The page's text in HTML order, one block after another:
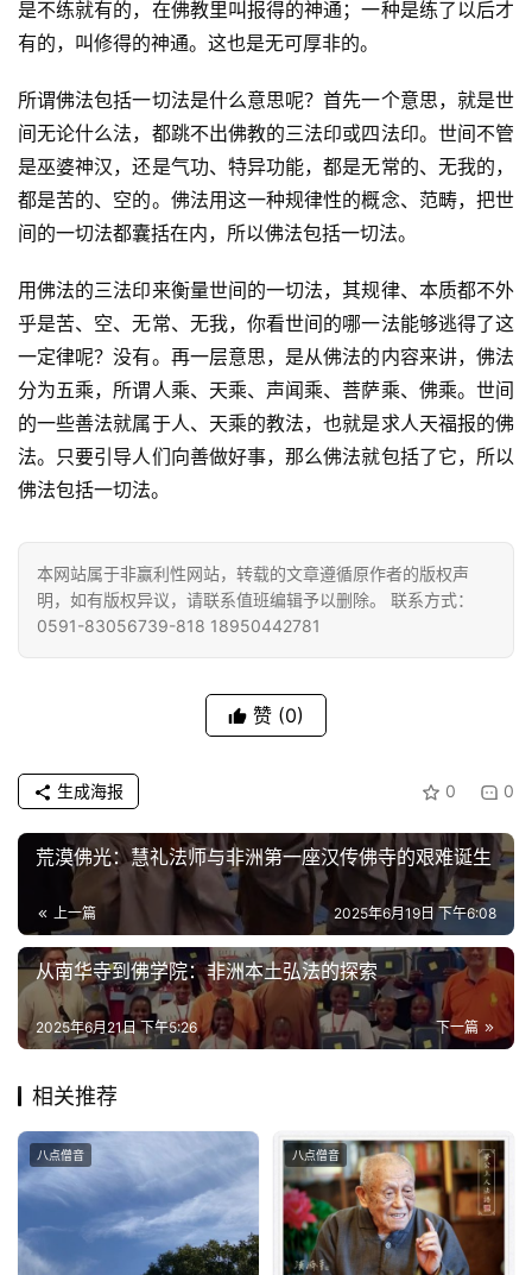
资
讯
八
僧
音
高
僧
访
谈
菩
提
公
益
慈
善
佛
教
人
物
院
巡
礼
视
频
登录 注册
是不练就有的，在佛教里叫报得的神通；一种是练了以后才
有的，叫修得的神通。这也是无可厚非的。
所谓佛法包括一切法是什么意思呢？首先一个意思，就是世
间无论什么法，都跳不出佛教的三法印或四法印。世间不管
是巫婆神汉，还是气功、特异功能，都是无常的、无我的，
都是苦的、空的。佛法用这一种规律性的概念、范畴，把世
间的一切法都囊括在内，所以佛法包括一切法。
用佛法的三法印来衡量世间的一切法，其规律、本质都不外
乎是苦、空、无常、无我，你看世间的哪一法能够逃得了这
一定律呢？没有。再一层意思，是从佛法的内容来讲，佛法
分为五乘，所谓人乘、天乘、声闻乘、菩萨乘、佛乘。世间
的一些善法就属于人、天乘的教法，也就是求人天福报的佛
法。只要引导人们向善做好事，那么佛法就包括了它，所以
佛法包括一切法。
本网站属于非赢利性网站，转载的文章遵循原作者的版权声
明，如有版权异议，请联系值班编辑予以删除。 联系方式：
0591-83056739-818 18950442781
赞 (0)
0 0
生成海报
荒漠佛光：慧礼法师与非洲第一座汉传佛寺的艰难诞生​​
上一篇 2025年6月19日 下午6:08
​​从南华寺到佛学院：非洲本土弘法的探索​​
下一篇
2025年6月21日 下午5:26
相关推荐
八点僧音 八点僧音